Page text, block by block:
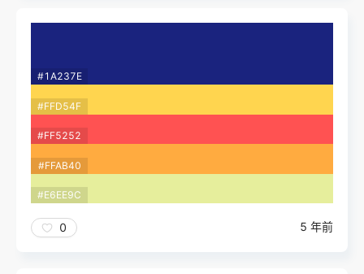
#1A237E
#FFD54F
#FF5252
#FFAB40
#E6EE9C
0 5 年前